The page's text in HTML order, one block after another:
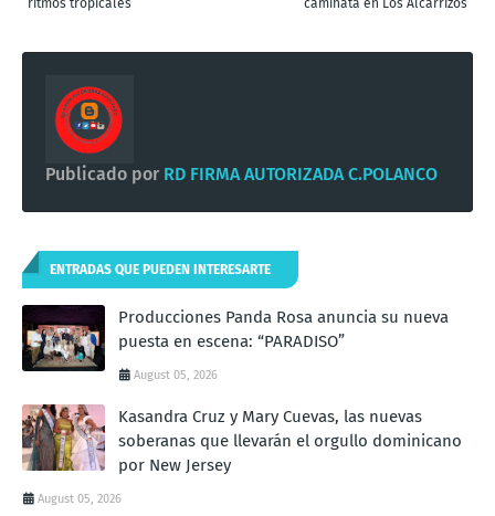
caminata en Los Alcarrizos
ritmos tropicales
Publicado por RD FIRMA AUTORIZADA C.POLANCO
ENTRADAS QUE PUEDEN INTERESARTE
Producciones Panda Rosa anuncia su nueva
puesta en escena: “PARADISO”
August 05, 2026
Kasandra Cruz y Mary Cuevas, las nuevas
soberanas que llevarán el orgullo dominicano
por New Jersey
August 05, 2026